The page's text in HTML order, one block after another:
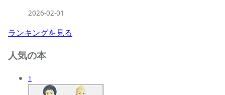
2026-02-01
ランキングを見る
人気の本
1